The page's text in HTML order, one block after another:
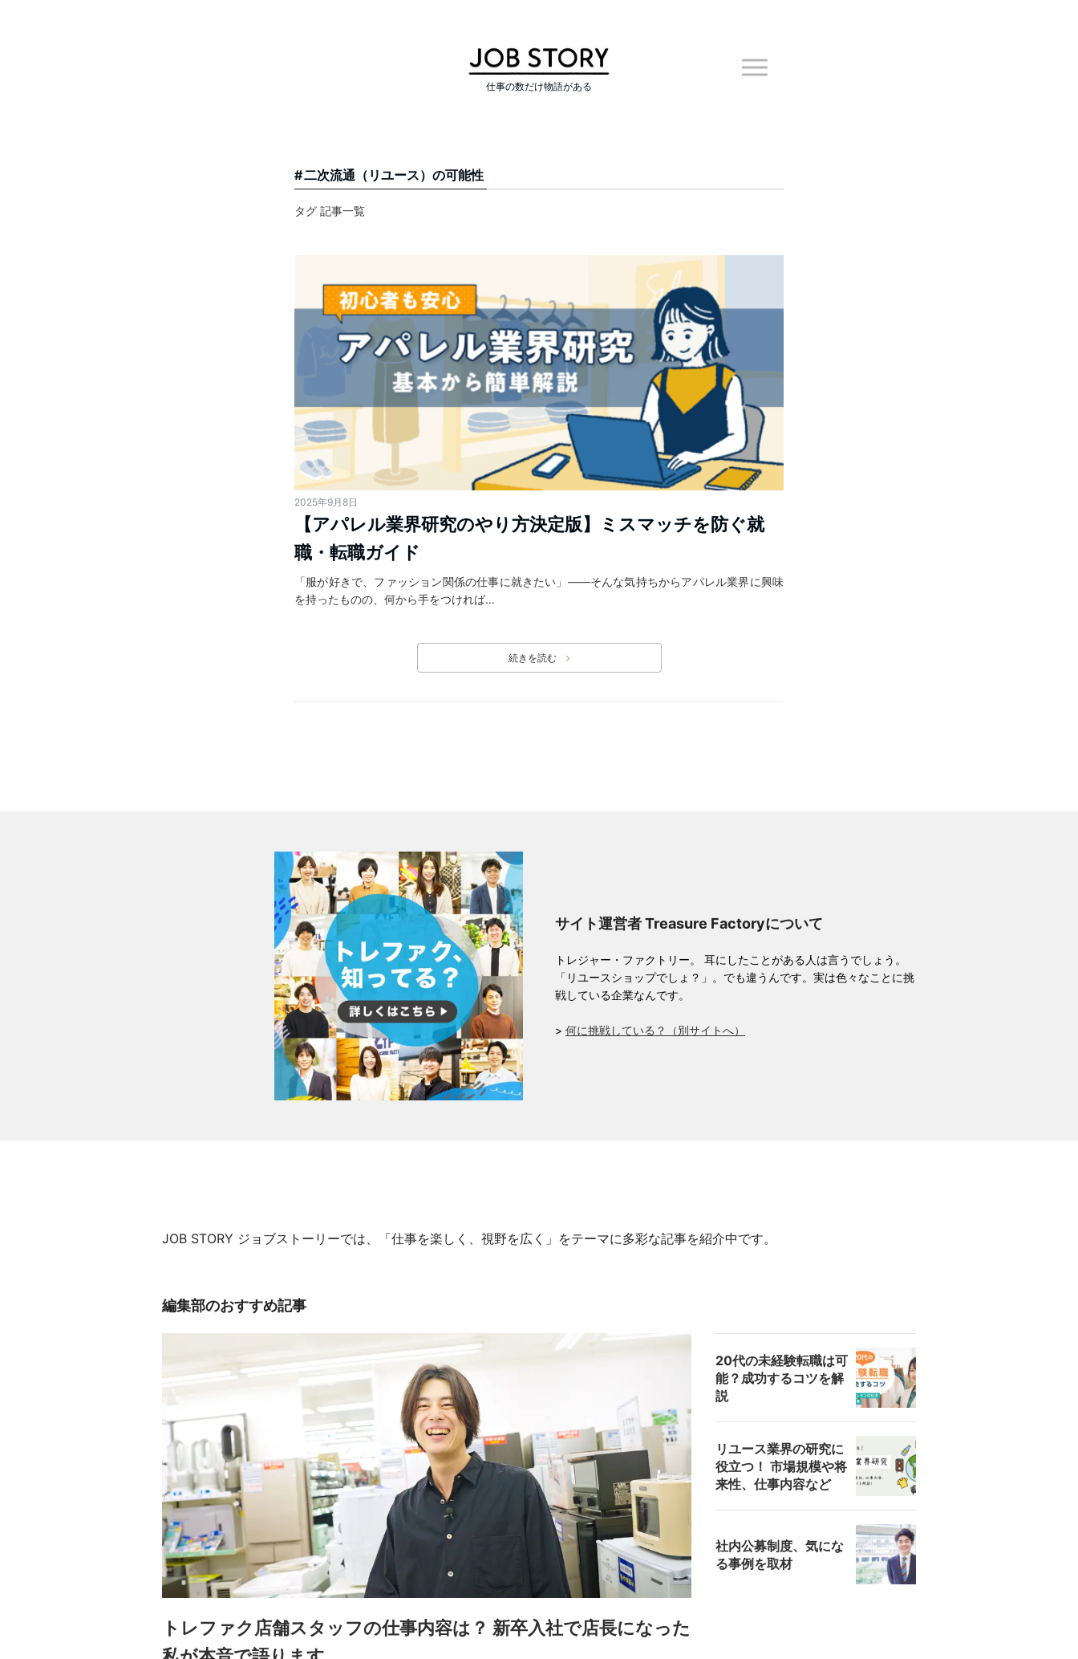
仕事の数だけ物語がある
二次流通（リユース）の可能性
タグ 記事一覧
2025年9月8日
【アパレル業界研究のやり方決定版】ミスマッチを防ぐ就
職・転職ガイド
「服が好きで、ファッション関係の仕事に就きたい」――そんな気持ちからアパレル業界に興味
を持ったものの、何から手をつければ…
続きを読む
JOB STORY ジョブストーリーでは、「仕事を楽しく、視野を広く」をテーマに多彩な記事を紹介中です。
編集部のおすすめ記事
トレファク店舗スタッフの仕事内容は？ 新卒入社で店長になった
20代の未経験転職は可
能？成功するコツを解
説
リユース業界の研究に
役立つ！ 市場規模や将
来性、仕事内容など
社内公募制度、気にな
る事例を取材
サイト運営者 Treasure Factoryについて
トレジャー・ファクトリー。 耳にしたことがある人は言うでしょう。
「リユースショップでしょ？」。でも違うんです。実は色々なことに挑
戦している企業なんです。
> 何に挑戦している？（別サイトへ）